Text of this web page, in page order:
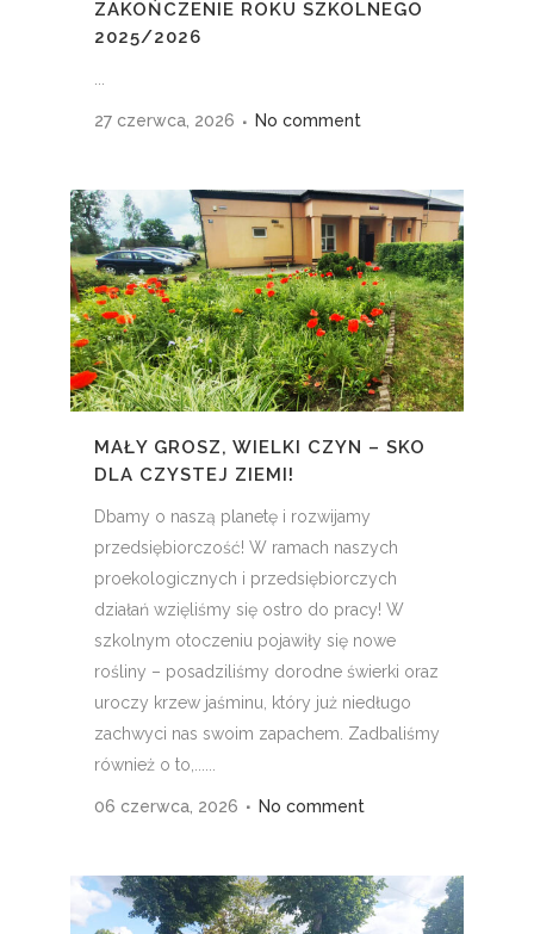
ZAKOŃCZENIE ROKU SZKOLNEGO
2025/2026
27 czerwca, 2026 No comment
MAŁY GROSZ, WIELKI CZYN – SKO
DLA CZYSTEJ ZIEMI!
Dbamy o naszą planetę i rozwijamy
przedsiębiorczość! W ramach naszych
proekologicznych i przedsiębiorczych
działań wzięliśmy się ostro do pracy! W
szkolnym otoczeniu pojawiły się nowe
rośliny – posadziliśmy dorodne świerki oraz
uroczy krzew jaśminu, który już niedługo
zachwyci nas swoim zapachem. Zadbaliśmy
również o to,......
06 czerwca, 2026 No comment